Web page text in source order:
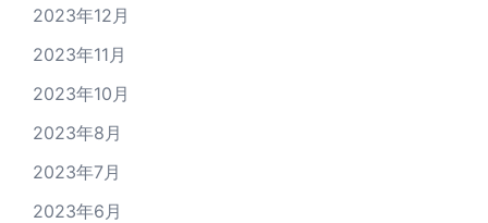
2023年12月
2023年11月
2023年10月
2023年8月
2023年7月
2023年6月